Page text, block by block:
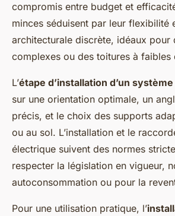
compromis entre budget et
minces séduisent par leur flexibilité
architecturale discrète, idéaux pour
complexes ou des toitures à faibles
L’étape d’installation d’un
sur une orientation optimale, un
précis, et le choix des supports
ou au sol. L’installation et le
électrique suivent des normes
respecter la législation en vigueur,
autoconsommation ou pour la
Pour une utilisation pratique, l’